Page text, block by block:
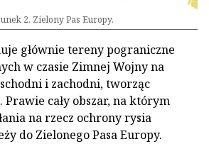
2. Zielony Pas Europy.
głównie tereny pograniczne
w czasie Zimnej Wojny na
i zachodni, tworząc
Prawie cały obszar, na którym
na rzecz ochrony rysia
do Zielonego Pasa Europy.